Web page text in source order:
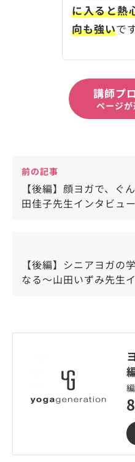
に入ると熱
向も強いで
講師プ
ページ
前の記事
【後編】顔ヨガで、ぐ
田佳子先生インタビュ
【後編】シニアヨガの
なる～山田いずみ先生